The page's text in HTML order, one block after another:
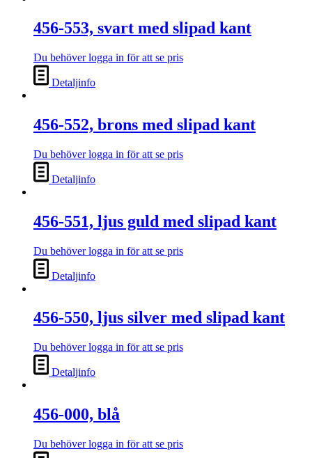
456-553, svart med slipad kant
Du behöver logga in för att se pris
Detaljinfo
456-552, brons med slipad kant
Du behöver logga in för att se pris
Detaljinfo
456-551, ljus guld med slipad kant
Du behöver logga in för att se pris
Detaljinfo
456-550, ljus silver med slipad kant
Du behöver logga in för att se pris
Detaljinfo
456-000, blå
Du behöver logga in för att se pris